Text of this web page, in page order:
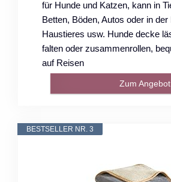
für Hunde und Katzen, kann in
Betten, Böden, Autos oder in
Haustieres usw. Hunde decke
falten oder zusammenrollen,
auf Reisen
Zum Angebot
BESTSELLER NR. 3